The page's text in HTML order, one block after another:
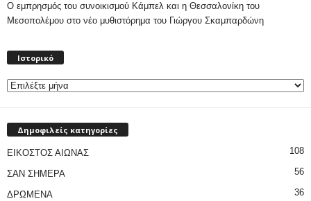
Ο εμπρησμός του συνοικισμού Κάμπελ και η Θεσσαλονίκη του
Μεσοπολέμου στο νέο μυθιστόρημα του Γιώργου Σκαμπαρδώνη
Ιστορικό
Δημοφιλείς κατηγορίες
ΕΙΚΟΣΤΟΣ ΑΙΩΝΑΣ 108
ΣΑΝ ΣΗΜΕΡΑ 56
ΔΡΩΜΕΝΑ 36